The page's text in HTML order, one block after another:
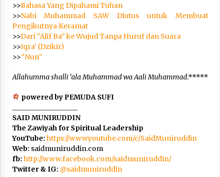
>>Bahasa Yang Dipahami Tuhan
>>Nabi Muhammad SAW Diutus untuk Membuat
Pengikutnya Keramat
>>Dari “Alif Ba” ke Wujud Tanpa Huruf dan Suara
>>Iqra’ (Dzikir)
>>“Nun”
Allahumma shalli ‘ala Muhammad wa Aali Muhammad.*****
powered by PEMUDA SUFI
SAID MUNIRUDDIN
The Zawiyah for Spiritual Leadership
YouTube: https://www.youtube.com/c/SaidMuniruddin
Web: saidmuniruddin.com
fb: http://www.facebook.com/saidmuniruddin/
Twitter & IG: @saidmuniruddin